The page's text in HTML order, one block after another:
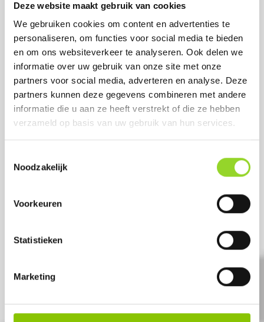
Deze website maakt gebruik van cookies
We gebruiken cookies om content en advertenties te
personaliseren, om functies voor social media te bieden
en om ons websiteverkeer te analyseren. Ook delen we
informatie over uw gebruik van onze site met onze
partners voor social media, adverteren en analyse. Deze
partners kunnen deze gegevens combineren met andere
informatie die u aan ze heeft verstrekt of die ze hebben
verzameld op basis van uw gebruik van hun services.
Noodzakelijk
Voorkeuren
Statistieken
Marketing
36 shots 20mm cake
Artikelnummer: DE5043